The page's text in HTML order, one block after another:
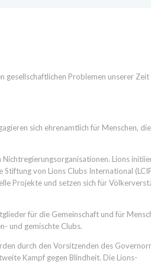
Problemen unserer Zeit
sich ehrenamtlich für Menschen,
Lions
von Lions Clubs International
Projekte und setzen sich für
für die Gemeinschaft und für
und gemischte Clubs.
durch den Vorsitzenden des
Kampf gegen Blindheit. Die Lions-